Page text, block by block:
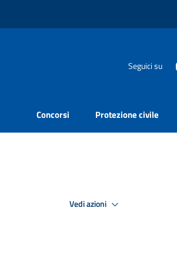
Seguici su
Concorsi Protezione civile
Vedi azioni